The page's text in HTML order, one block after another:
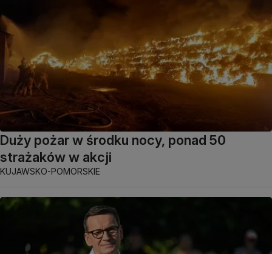
Duży pożar w środku nocy, ponad 50
strażaków w akcji
KUJAWSKO-POMORSKIE